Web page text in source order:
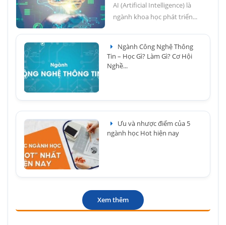
AI (Artificial Intelligence) là
ngành khoa học phát triển...
Ngành Công Nghệ Thông
Tin – Học Gì? Làm Gì? Cơ Hội
Nghề...
Ưu và nhược điểm của 5
ngành học Hot hiện nay
Xem thêm